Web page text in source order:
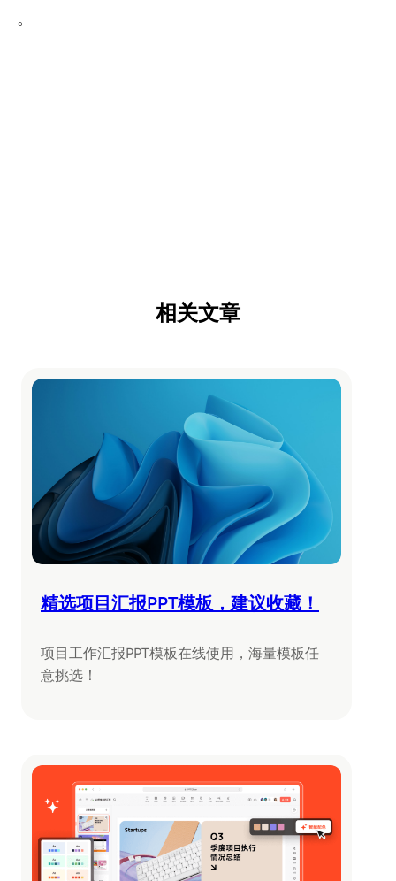
。
相关文章
精选项目汇报PPT模板，建议收藏！
项目工作汇报PPT模板在线使用，海量模板任
意挑选！